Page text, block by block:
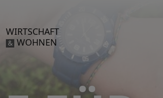
WIRTSCHAFT
& WOHNEN